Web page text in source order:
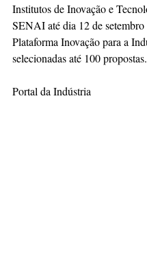
Institutos de Inovação e
SENAI até dia 12 de setembro
Plataforma Inovação para a
selecionadas até 100 propostas.
Portal da Indústria